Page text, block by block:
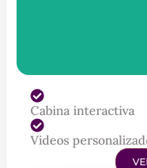
Cabina interactiva
Videos